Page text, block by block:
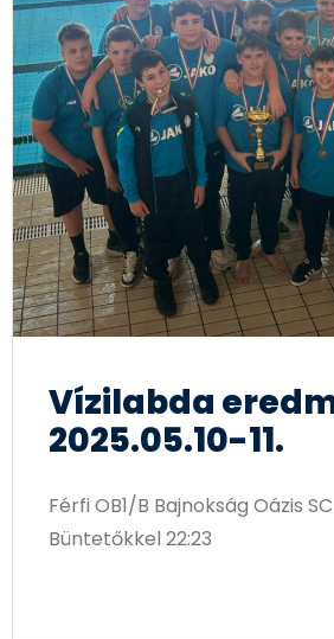
Vízilabda
2025.05.10-11.
Férfi OB1/B Bajnokság Oázis SC
Büntetőkkel 22:23